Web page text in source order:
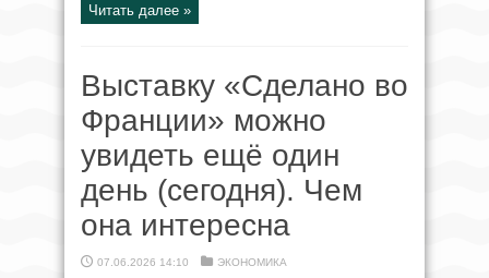
Читать далее »
Выставку «Сделано во
Франции» можно
увидеть ещё один
день (сегодня). Чем
она интересна
07.06.2026 14:10 ЭКОНОМИКА